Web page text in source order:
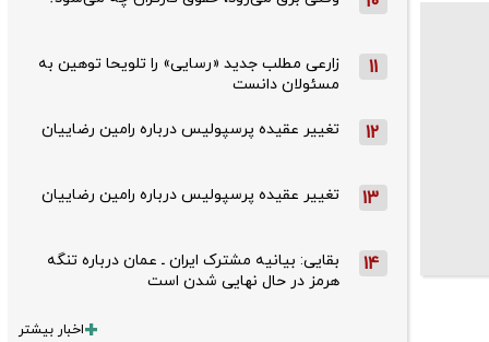
11
زارعی مطلب جدید «رسایی» را تلویحا توهین به
مسئولان دانست
12 تغییر عقیده پرسپولیس درباره رامین رضاییان
13 تغییر عقیده پرسپولیس درباره رامین رضاییان
14
بقایی: بیانیه مشترک ایران ـ عمان درباره تنگه
هرمز در حال نهایی شدن است
اخبار بیشتر